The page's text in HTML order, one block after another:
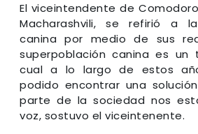
El viceintendente de
Macharashvili, se refirió a
canina por medio de sus
superpoblación canina es un
cual a lo largo de estos
podido encontrar una
parte de la sociedad nos
voz, sostuvo el viceintenente.